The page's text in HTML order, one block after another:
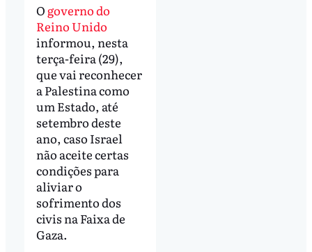
Ogoverno do
Reino Unido
informou, nesta
terça-feira (29),
que vai reconhecer
a Palestina como
um Estado, até
setembro deste
ano, caso Israel
não aceite certas
condições para
aliviar o
sofrimento dos
civis na Faixa de
Gaza.